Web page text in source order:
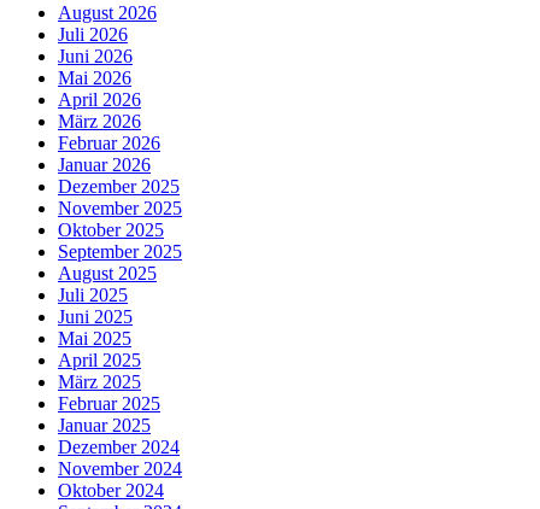
August 2026
Juli 2026
Juni 2026
Mai 2026
April 2026
März 2026
Februar 2026
Januar 2026
Dezember 2025
November 2025
Oktober 2025
September 2025
August 2025
Juli 2025
Juni 2025
Mai 2025
April 2025
März 2025
Februar 2025
Januar 2025
Dezember 2024
November 2024
Oktober 2024